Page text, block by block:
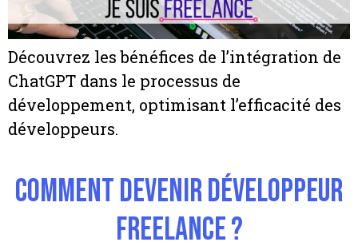
Découvrez les bénéfices de l’intégration de
ChatGPT dans le processus de
développement, optimisant l’efficacité des
développeurs.
Comment devenir développeur
freelance ?